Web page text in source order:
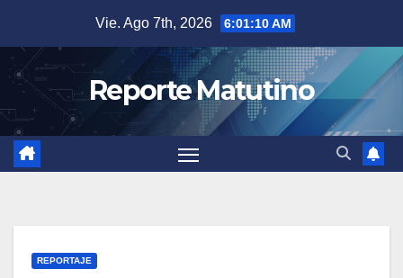
contenido
Vie. Ago 7th, 2026 6:01:11 AM
Reporte Matutino
REPORTAJE